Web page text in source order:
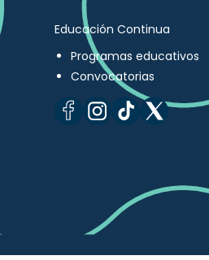
Educación Continua
Programas educativos
Convocatorias